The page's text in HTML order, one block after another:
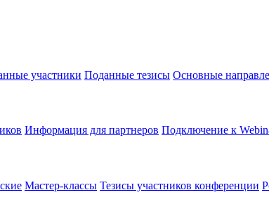
участники Поданные тезисы Основные
Информация для партнеров Подключение к
Мастер-классы Тезисы участников конференции